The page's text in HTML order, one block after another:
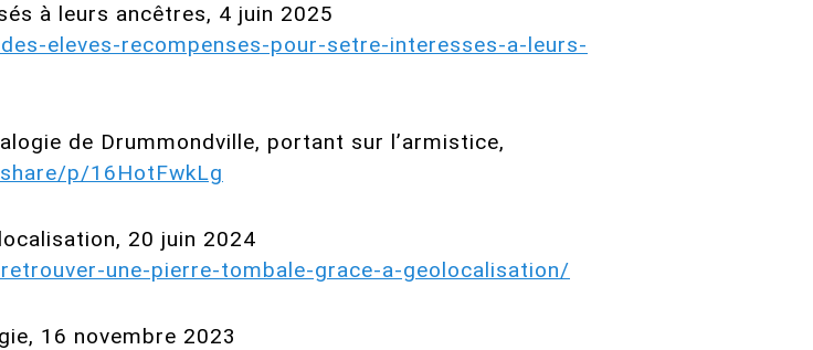
à leurs ancêtres, 4 juin 2025
eleves-recompenses-pour-setre-interesses-a-leurs-
de Drummondville, portant sur l’armistice,
p/16HotFwkLg
20 juin 2024
une-pierre-tombale-grace-a-geolocalisation/
16 novembre 2023